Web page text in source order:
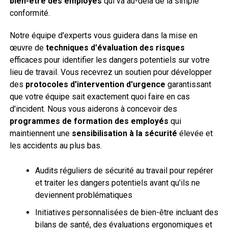
conformité.
Notre équipe d'experts vous guidera dans la mise en
œuvre de techniques d'évaluation des risques
efficaces pour identifier les dangers potentiels sur votre
lieu de travail. Vous recevrez un soutien pour développer
des protocoles d'intervention d'urgence garantissant
que votre équipe sait exactement quoi faire en cas
d'incident. Nous vous aiderons à concevoir des
programmes de formation des employés qui
maintiennent une sensibilisation à la sécurité élevée et
les accidents au plus bas.
Audits réguliers de sécurité au travail pour repérer
et traiter les dangers potentiels avant qu'ils ne
deviennent problématiques
Initiatives personnalisées de bien-être incluant des
bilans de santé, des évaluations ergonomiques et